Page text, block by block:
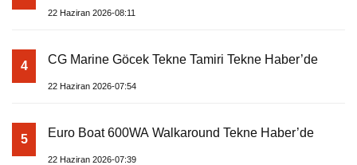
22 Haziran 2026-08:11
4 CG Marine Göcek Tekne Tamiri Tekne Haber’de
22 Haziran 2026-07:54
5 Euro Boat 600WA Walkaround Tekne Haber’de
22 Haziran 2026-07:39